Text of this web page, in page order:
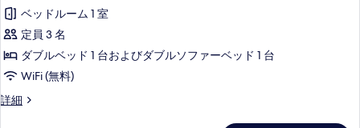
フ
ァ
ー
ベ
ッ
ッ
ド
台
ソ
ァ
ア
ダ
ブ
ル
ル
ベッドルーム 1 室
定員 3 名
ダブルベッド 1 台およびダブルソファーベッド 1 台
WiFi (無料)
詳細
ス